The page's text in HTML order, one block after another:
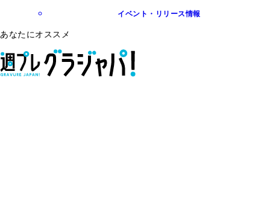
イベント・リリース情報
あなたにオススメ